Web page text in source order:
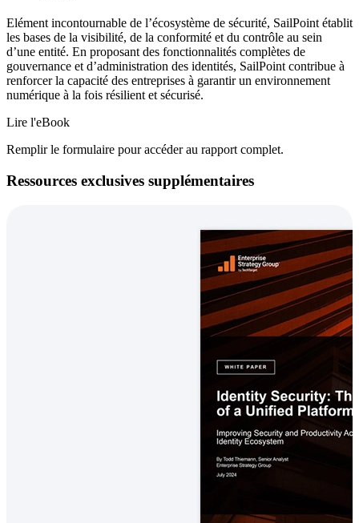
Elément incontournable de l’écosystème de sécurité, SailPoint établit
les bases de la visibilité, de la conformité et du contrôle au sein
d’une entité. En proposant des fonctionnalités complètes de
gouvernance et d’administration des identités, SailPoint contribue à
renforcer la capacité des entreprises à garantir un environnement
numérique à la fois résilient et sécurisé.
Lire l'eBook
Remplir le formulaire pour accéder au rapport complet.
Ressources exclusives supplémentaires